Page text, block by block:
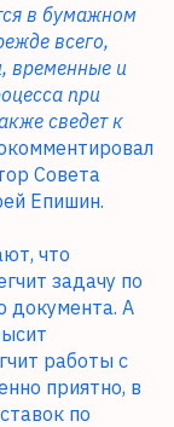
в бумажном
всего,
временные и
при
сведет к
Совета
Епишин.
что
задачу по
документа. А
работы с
приятно, в
по